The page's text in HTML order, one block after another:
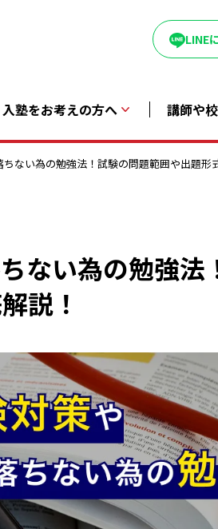
LINE
入塾をお考えの方へ 講師や
ない為の勉強法！試験の問題範囲や出題形
ない為の勉強法
説！